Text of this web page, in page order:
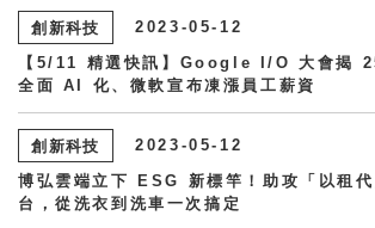
創新科技
2023-05-12
【5/11 精選快訊】Google I/O 大會揭
全面 AI 化、微軟宣布凍漲員工薪資
創新科技
2023-05-12
博弘雲端立下 ESG 新標竿！助攻「以租代
台，從洗衣到洗車一次搞定